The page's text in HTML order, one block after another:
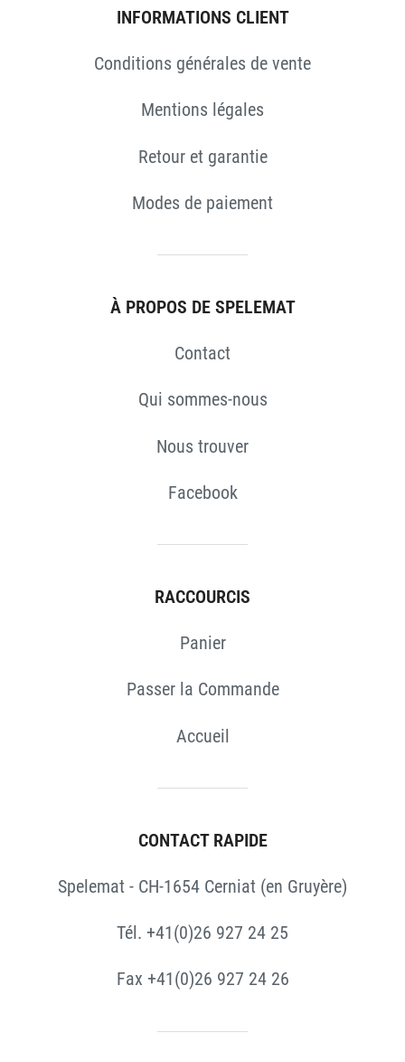
INFORMATIONS CLIENT
Conditions générales de vente
Mentions légales
Retour et garantie
Modes de paiement
À PROPOS DE SPELEMAT
Contact
Qui sommes-nous
Nous trouver
Facebook
RACCOURCIS
Panier
Passer la Commande
Accueil
CONTACT RAPIDE
Spelemat - CH-1654 Cerniat (en Gruyère)
Tél. +41(0)26 927 24 25
Fax +41(0)26 927 24 26